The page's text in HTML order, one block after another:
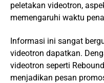
peletakan videotron,
memengaruhi waktu
Informasi ini sangat
videotron dapatkan.
videotron seperti
menjadikan pesan